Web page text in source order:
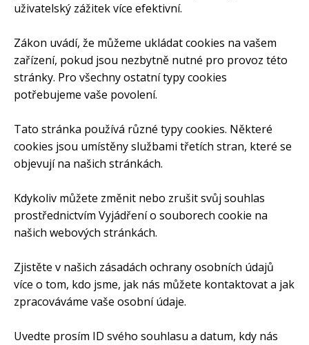
uživatelský zážitek více efektivní.
Zákon uvádí, že můžeme ukládat cookies na vašem
zařízení, pokud jsou nezbytně nutné pro provoz této
stránky. Pro všechny ostatní typy cookies
potřebujeme vaše povolení.
Tato stránka používá různé typy cookies. Některé
cookies jsou umístěny službami třetích stran, které se
objevují na našich stránkách.
Kdykoliv můžete změnit nebo zrušit svůj souhlas
prostřednictvím Vyjádření o souborech cookie na
našich webových stránkách.
Zjistěte v našich zásadách ochrany osobních údajů
více o tom, kdo jsme, jak nás můžete kontaktovat a jak
zpracováváme vaše osobní údaje.
Uvedte prosím ID svého souhlasu a datum, kdy nás